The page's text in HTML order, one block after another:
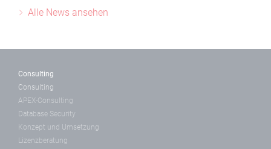
Alle News ansehen
Consulting
Consulting
APEX-Consulting
Database Security
Konzept und Umsetzung
Lizenzberatung